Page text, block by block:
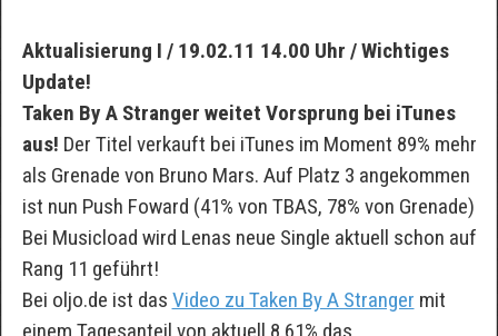
Aktualisierung I / 19.02.11 14.00 Uhr / Wichtiges
Update!
Taken By A Stranger weitet Vorsprung bei iTunes
aus! Der Titel verkauft bei iTunes im Moment 89% mehr
als Grenade von Bruno Mars. Auf Platz 3 angekommen
ist nun Push Foward (41% von TBAS, 78% von Grenade)
Bei Musicload wird Lenas neue Single aktuell schon auf
Rang 11 geführt!
Bei oljo.de ist das Video zu Taken By A Stranger mit